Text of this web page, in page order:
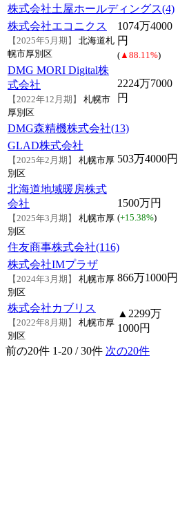
株式会社土屋ホールディングス(4)
株式会社エコニクス
【2025年5月期】
北海道札
幌市厚別区
1074万4000
円
( ▲88.11%)
DMG MORI Digital株
式会社
【2022年12月期】
札幌市
厚別区
2224万7000
円
DMG森精機株式会社(13)
GLAD株式会社
【2025年2月期】
札幌市厚
別区
503万4000円
北海道地域暖房株式
会社
【2025年3月期】
札幌市厚
別区
1500万円
(+15.38%)
住友商事株式会社(116)
株式会社IMプラザ
【2024年3月期】
札幌市厚
別区
866万1000円
株式会社カブリス
【2022年8月期】
札幌市厚
別区
▲2299万
1000円
前の20件 1-20 / 30件 次の20件